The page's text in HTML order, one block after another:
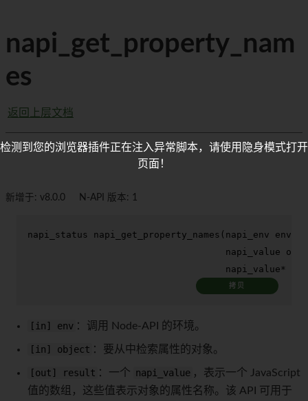
napi_get_property_nam
es
返回上层文档
新增于: v8.0.0 N-API 版本: 1
napi_status napi_get_property_names (napi_env env,
napi_value
napi_value*
拷贝
[in] env ：调用 Node-API 的环境。
[in] object ：要从中检索属性的对象。
[out] result ：一个 napi_value ，表示一个 JavaScript
值的数组，这些值表示对象的属性名称。该 API 可用于
检测到您的浏览器插件正在注入异常脚本，请使用隐身模式打开
页面！